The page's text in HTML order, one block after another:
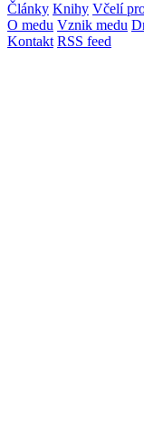
Články Knihy Včelí
O medu Vznik medu
Kontakt RSS feed